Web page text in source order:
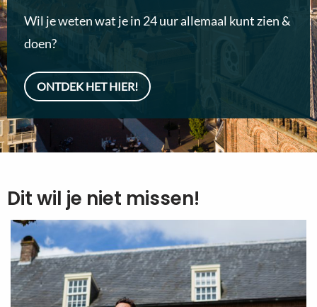
Wil je weten wat je in 24 uur allemaal kunt zien &
doen?
ONTDEK HET HIER!
Dit wil je niet missen!